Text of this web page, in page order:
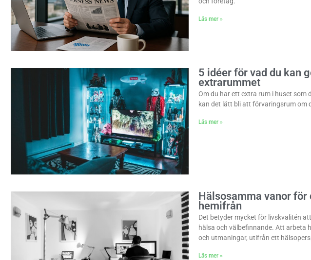
Läs mer »
5 idéer för vad du kan
extrarummet
Om du har ett extra rum i huset som
kan det lätt bli att förvaringsrum om
Läs mer »
Hälsosamma vanor för
hemifrån
Det betyder mycket för livskvalitén
hälsa och välbefinnande. Att arbeta
och utmaningar, utifrån ett
Läs mer »